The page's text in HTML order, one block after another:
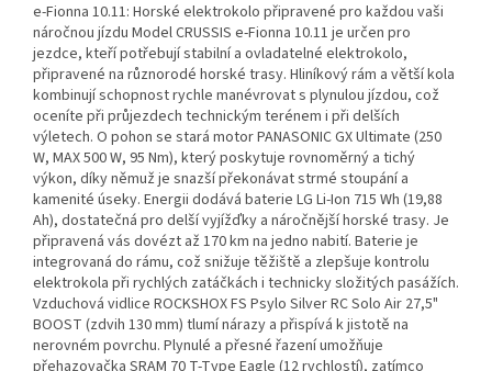
e-Fionna 10.11: Horské elektrokolo připravené pro každou vaši
náročnou jízdu Model CRUSSIS e-Fionna 10.11 je určen pro
jezdce, kteří potřebují stabilní a ovladatelné elektrokolo,
připravené na různorodé horské trasy. Hliníkový rám a větší kola
kombinují schopnost rychle manévrovat s plynulou jízdou, což
oceníte při průjezdech technickým terénem i při delších
výletech. O pohon se stará motor PANASONIC GX Ultimate (250
W, MAX 500 W, 95 Nm), který poskytuje rovnoměrný a tichý
výkon, díky němuž je snazší překonávat strmé stoupání a
kamenité úseky. Energii dodává baterie LG Li-Ion 715 Wh (19,88
Ah), dostatečná pro delší vyjížďky a náročnější horské trasy. Je
připravená vás dovézt až 170 km na jedno nabití. Baterie je
integrovaná do rámu, což snižuje těžiště a zlepšuje kontrolu
elektrokola při rychlých zatáčkách i technicky složitých pasážích.
Vzduchová vidlice ROCKSHOX FS Psylo Silver RC Solo Air 27,5"
BOOST (zdvih 130 mm) tlumí nárazy a přispívá k jistotě na
nerovném povrchu. Plynulé a přesné řazení umožňuje